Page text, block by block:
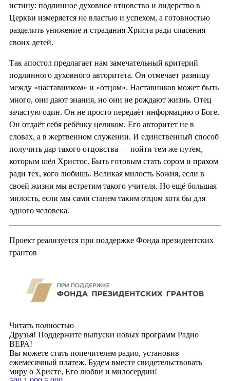
истину: подлинное духовное отцовство и лидерство в
Церкви измеряется не властью и успехом, а готовностью
разделить унижение и страдания Христа ради спасения
своих детей.
Так апостол предлагает нам замечательный критерий
подлинного духовного авторитета. Он отмечает разницу
между «наставником» и «отцом». Наставников может быть
много, они дают знания, но они не рождают жизнь. Отец
зачастую один. Он не просто передаёт информацию о Боге.
Он отдаёт себя ребёнку целиком. Его авторитет не в
словах, а в жертвенном служении. И единственный способ
получить дар такого отцовства — пойти тем же путем,
которым шёл Христос. Быть готовым стать сором и прахом
ради тех, кого любишь. Великая милость Божия, если в
своей жизни мы встретим такого учителя. Но ещё большая
милость, если мы сами станем таким отцом хотя бы для
одного человека.
Проект реализуется при поддержке Фонда президентских
грантов
Читать полностью
Друзья! Поддержите выпуски новых программ Радио
ВЕРА!
Вы можете стать попечителем радио, установив
ежемесячный платеж. Будем вместе свидетельствовать
миру о Христе, Его любви и милосердии!